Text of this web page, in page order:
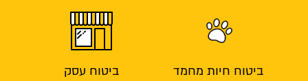
ביטוח חיות מחמד ביטוח עסק